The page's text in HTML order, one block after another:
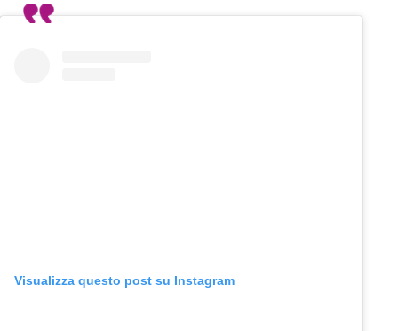
Visualizza questo post su Instagram